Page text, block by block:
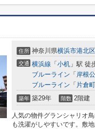
住所 神奈川県横浜市港北区
交通 横浜線 「 小机 」駅 徒
ブルーライン 「 岸根
ブルーライン 「 片倉町
築年 築29年 階数 2階建
人気の物件グランシャリオ
も洗濯がしやすいです。敷